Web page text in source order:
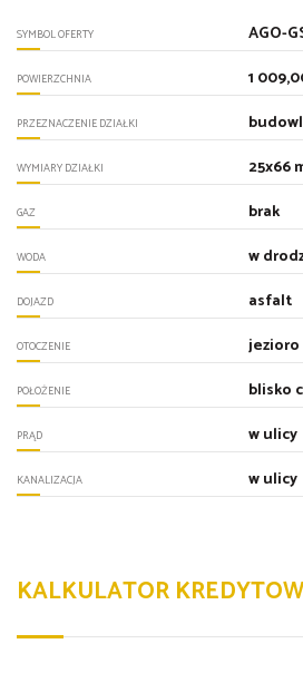
SYMBOL OFERTY AGO-
POWIERZCHNIA 1
PRZEZNACZENIE DZIAŁKI
WYMIARY DZIAŁKI 25x66
GAZ brak
WODA w
DOJAZD asfalt
OTOCZENIE jezioro
POŁOŻENIE blisko
PRĄD w ulicy
KANALIZACJA w ulicy
KALKULATOR